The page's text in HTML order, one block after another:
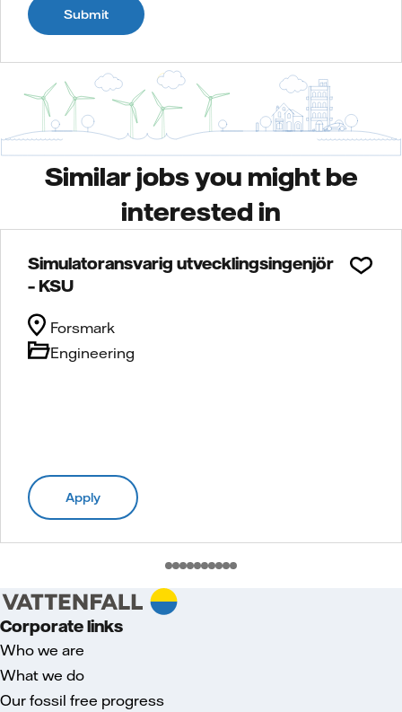
Submit
Similar jobs you might be
interested in
Simulatoransvarig utvecklingsingenjör
– KSU
Engineering
Forsmark
Apply
Corporate links
Who we are
What we do
Our fossil free progress